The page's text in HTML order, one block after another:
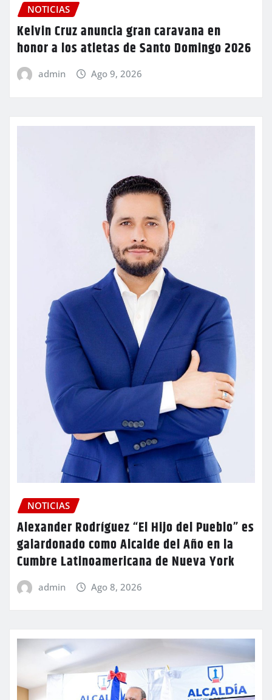
NOTICIAS
Kelvin Cruz anuncia gran caravana en
honor a los atletas de Santo Domingo 2026
admin Ago 9, 2026
NOTICIAS
Alexander Rodríguez “El Hijo del Pueblo” es
galardonado como Alcalde del Año en la
Cumbre Latinoamericana de Nueva York
admin Ago 8, 2026